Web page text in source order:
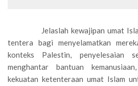
Jelaslah kewajipan umat Islam
tentera bagi menyelamatkan
konteks Palestin, penyelesaian
menghantar bantuan
kekuatan ketenteraan umat Islam